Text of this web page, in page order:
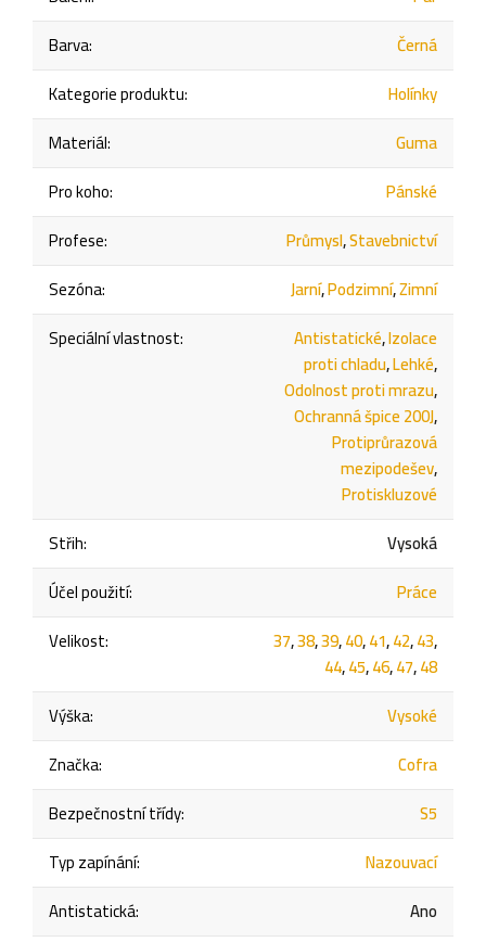
Barva:
Černá
Kategorie produktu:
Holínky
Materiál:
Guma
Pro koho:
Pánské
Profese: Průmysl,Stavebnictví
Sezóna: Jarní,Podzimní,Zimní
Speciální vlastnost: Antistatické,Izolace
proti chladu,Lehké,
Odolnost proti mrazu,
Ochranná špice 200J,
Protiprůrazová
mezipodešev,
Protiskluzové
Střih:
Vysoká
Účel použití:
Práce
Velikost: 37,38,39,40,41,42,43,
44,45,46,47,48
Výška:
Vysoké
Značka:
Cofra
Bezpečnostní třídy:
S5
Typ zapínání:
Nazouvací
Antistatická:
Ano